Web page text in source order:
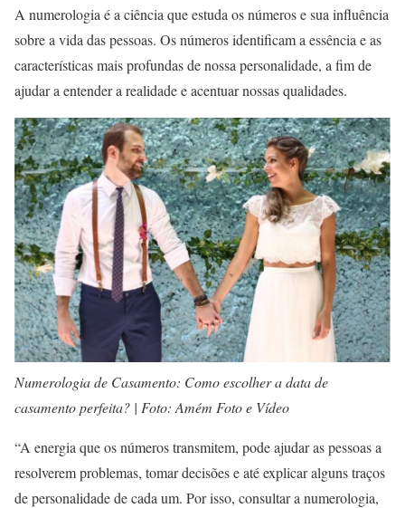
A numerologia é a ciência que estuda os números e sua influência
sobre a vida das pessoas. Os números identificam a essência e as
características mais profundas de nossa personalidade, a fim de
ajudar a entender a realidade e acentuar nossas qualidades.
Numerologia de Casamento: Como escolher a data de
casamento perfeita? | Foto: Amém Foto e Vídeo
“A energia que os números transmitem, pode ajudar as pessoas a
resolverem problemas, tomar decisões e até explicar alguns traços
de personalidade de cada um. Por isso, consultar a numerologia,